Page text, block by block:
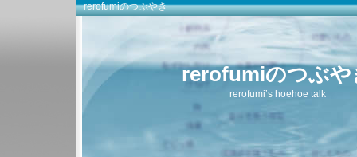
rerofumiのつぶやき
rerofumiのつぶや
rerofumi’s hoehoe talk